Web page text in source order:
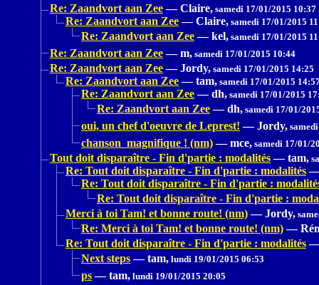
Re: Zaandvort aan Zee — Claire, samedi 17/01/2015 10:37
Re: Zaandvort aan Zee — Claire, samedi 17/01/2015
Re: Zaandvort aan Zee — kel, samedi 17/01/2015
Re: Zaandvort aan Zee — m, samedi 17/01/2015 10:44
Re: Zaandvort aan Zee — Jordy, samedi 17/01/2015 14:25
Re: Zaandvort aan Zee — tam, samedi 17/01/2015
Re: Zaandvort aan Zee — dh, samedi 17/01/2015
Re: Zaandvort aan Zee — dh, samedi 17/01/
oui, un chef d'oeuvre de Leprest! — Jordy,
chanson magnifique ! (nm) — mce, samedi 17/01/
Tout doit disparaître - Fin d'partie : modalités — tam,
Re: Tout doit disparaître - Fin d'partie : modalités
Re: Tout doit disparaître - Fin d'partie :
Re: Tout doit disparaître - Fin d'partie :
Merci à toi Tam! et bonne route! (nm) — Jordy,
Re: Merci à toi Tam! et bonne route! (nm) —
Re: Tout doit disparaître - Fin d'partie : modalités
Next steps — tam, lundi 19/01/2015 06:53
ps — tam, lundi 19/01/2015 20:05